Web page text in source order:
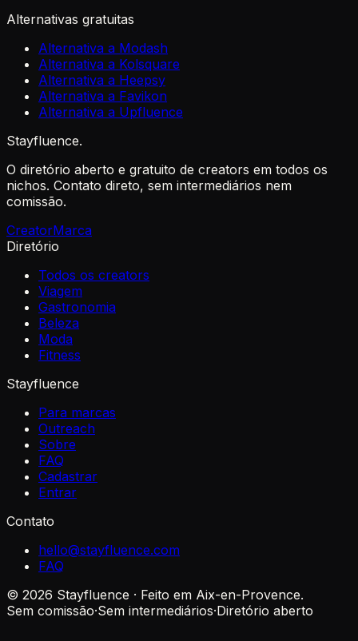
Alternativas gratuitas
Alternativa a Modash
Alternativa a Kolsquare
Alternativa a Heepsy
Alternativa a Favikon
Alternativa a Upfluence
Stayfluence.
O diretório aberto e gratuito de creators em todos os
nichos. Contato direto, sem intermediários nem
comissão.
CreatorMarca
Diretório
Todos os creators
Viagem
Gastronomia
Beleza
Moda
Fitness
Stayfluence
Para marcas
Outreach
Sobre
FAQ
Cadastrar
Entrar
Contato
hello@stayfluence.com
FAQ
© 2026 Stayfluence · Feito em Aix-en-Provence.
Sem comissão·Sem intermediários·Diretório aberto